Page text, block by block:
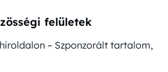
felületek
– Szponzorált tartalom,